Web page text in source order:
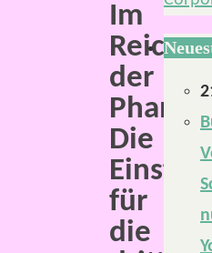
Im
Reich
der
Die
für
die